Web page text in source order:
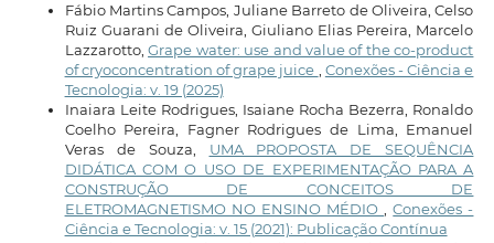
Fábio Martins Campos, Juliane Barreto de Oliveira, Celso
Ruiz Guarani de Oliveira, Giuliano Elias Pereira, Marcelo
Lazzarotto,Grape water: use and value of the co-product
of cryoconcentration of grape juice , Conexões - Ciência e
Tecnologia: v. 19 (2025)
Inaiara Leite Rodrigues, Isaiane Rocha Bezerra, Ronaldo
Coelho Pereira, Fagner Rodrigues de Lima, Emanuel
Veras de Souza, UMA PROPOSTA DE SEQUÊNCIA
DIDÁTICA COM O USO DE EXPERIMENTAÇÃO PARA A
CONSTRUÇÃO DE CONCEITOS DE
ELETROMAGNETISMO NO ENSINO MÉDIO,Conexões -
Ciência e Tecnologia: v. 15 (2021): Publicação Contínua